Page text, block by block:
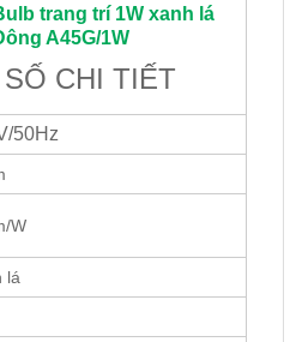
trang trí 1W xanh lá
A45G/1W
CHI TIẾT
50Hz
W
lá